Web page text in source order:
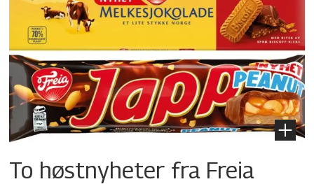
To høstnyheter fra Freia